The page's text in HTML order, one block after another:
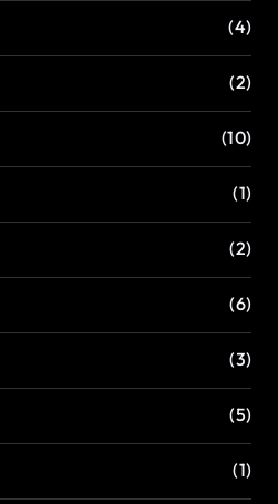
(4)
(2)
(10)
(1)
(2)
(6)
(3)
(5)
(1)